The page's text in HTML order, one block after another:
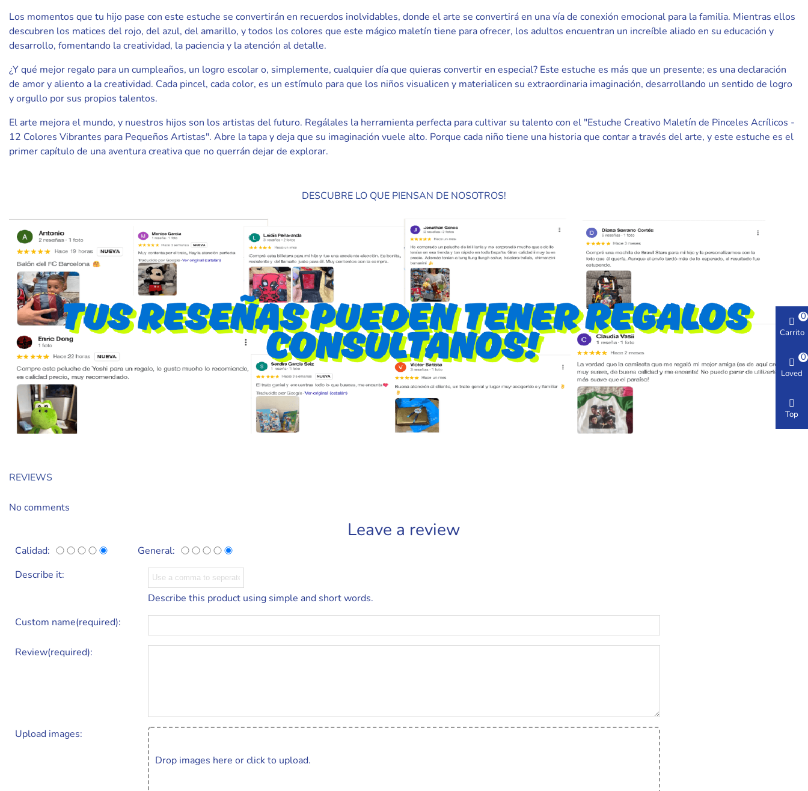
Los momentos que tu hijo pase con este estuche se convertirán en recuerdos inolvidables, donde el arte se convertirá en una vía de conexión emocional para la familia. Mientras ellos
descubren los matices del rojo, del azul, del amarillo, y todos los colores que este mágico maletín tiene para ofrecer, los adultos encuentran un increíble aliado en su educación y
desarrollo, fomentando la creatividad, la paciencia y la atención al detalle.
¿Y qué mejor regalo para un cumpleaños, un logro escolar o, simplemente, cualquier día que quieras convertir en especial? Este estuche es más que un presente; es una declaración
de amor y aliento a la creatividad. Cada pincel, cada color, es un estímulo para que los niños visualicen y materialicen su extraordinaria imaginación, desarrollando un sentido de logro
y orgullo por sus propios talentos.
El arte mejora el mundo, y nuestros hijos son los artistas del futuro. Regálales la herramienta perfecta para cultivar su talento con el "Estuche Creativo Maletín de Pinceles Acrílicos -
12 Colores Vibrantes para Pequeños Artistas". Abre la tapa y deja que su imaginación vuele alto. Porque cada niño tiene una historia que contar a través del arte, y este estuche es el
primer capítulo de una aventura creativa que no querrán dejar de explorar.
DESCUBRE LO QUE PIENSAN DE NOSOTROS!
REVIEWS
No comments
Leave a review
Calidad:
General:
Describe it:
Describe this product using simple and short words.
Custom name(required):
Review(required):
Upload images:
Drop images here or click to upload.
Carrito
0
Loved
0
Top